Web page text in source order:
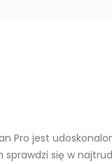
Pro jest
sprawdzi się w